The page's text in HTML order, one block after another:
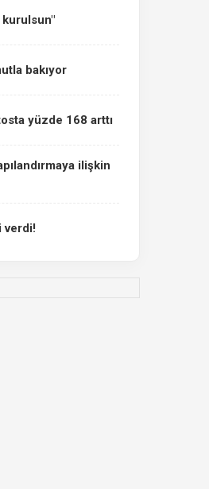
bakıyor
yüzde 168 arttı
ilişkin
verdi!